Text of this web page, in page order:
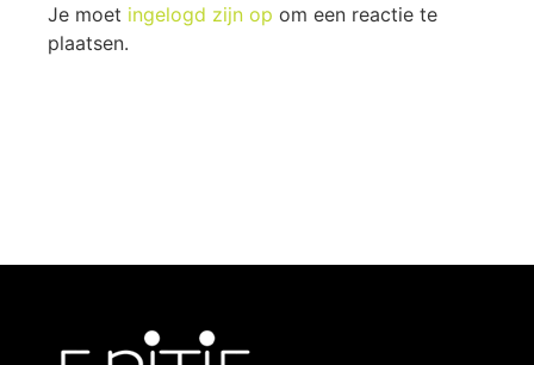
Je moet ingelogd zijn op om een reactie te
plaatsen.